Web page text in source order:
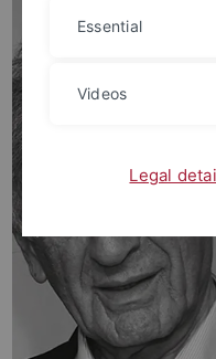
Essential
Videos
Legal